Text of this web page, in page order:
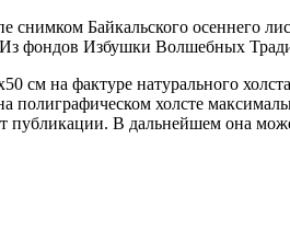
снимком Байкальского осеннего
Из фондов Избушки Волшебных
см на фактуре натурального
полиграфическом холсте
публикации. В дальнейшем она